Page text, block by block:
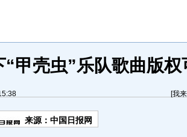
“甲壳虫”乐队歌曲版
[我
来源： 中国日报网